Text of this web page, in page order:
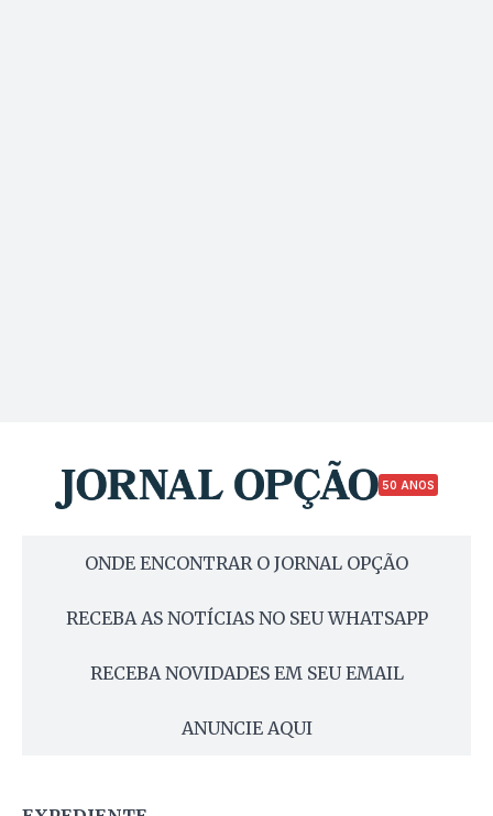
50 ANOS
ONDE ENCONTRAR O JORNAL OPÇÃO
RECEBA AS NOTÍCIAS NO SEU WHATSAPP
RECEBA NOVIDADES EM SEU EMAIL
ANUNCIE AQUI